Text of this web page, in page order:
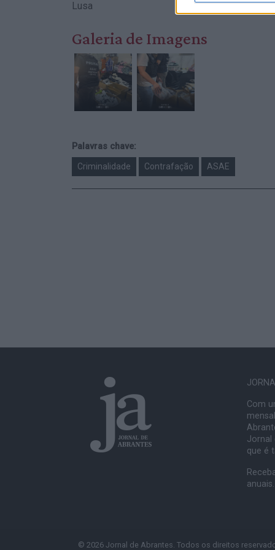
Lusa
Galeria de Imagens
Palavras chave:
Criminalidade Contrafação ASAE
Com
Jornal
que é
anuais.
© 2026 Jornal de Abrantes. Todos os direitos